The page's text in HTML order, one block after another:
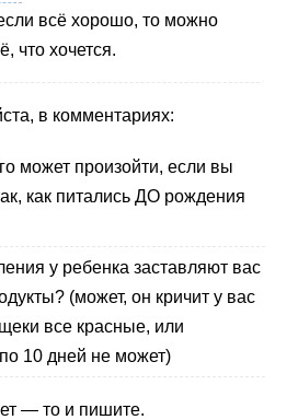
всё хорошо, то можно
что хочется.
в комментариях:
может произойти, если вы
как питались ДО рождения
у ребенка заставляют вас
(может, он кричит у вас
все красные, или
10 дней не может)
— то и пишите.